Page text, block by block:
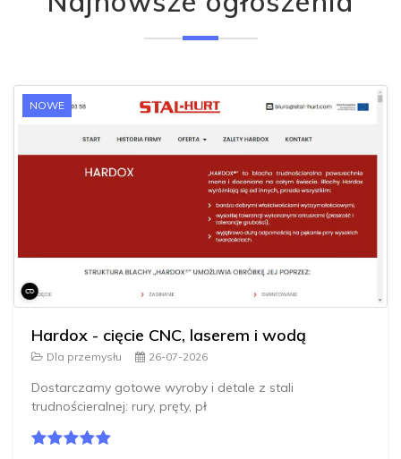
NOWE
Hardox - cięcie CNC, laserem i wodą
Dla przemysłu 26-07-2026
Dostarczamy gotowe wyroby i detale z stali
trudnościeralnej: rury, pręty, pł